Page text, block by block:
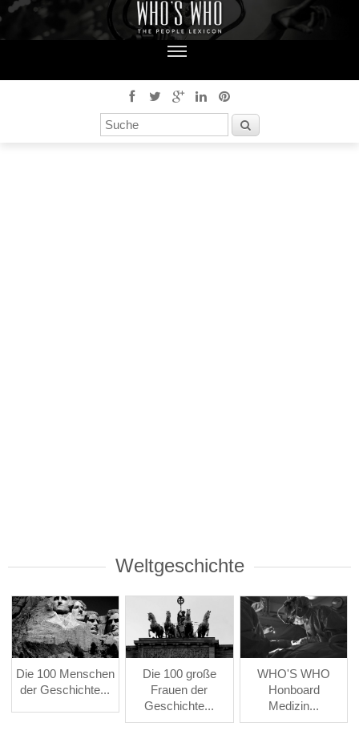
Weltgeschichte
Die 100 Menschen
der Geschichte...
Die 100 große
Frauen der
Geschichte...
WHO'S WHO
Honboard
Medizin...